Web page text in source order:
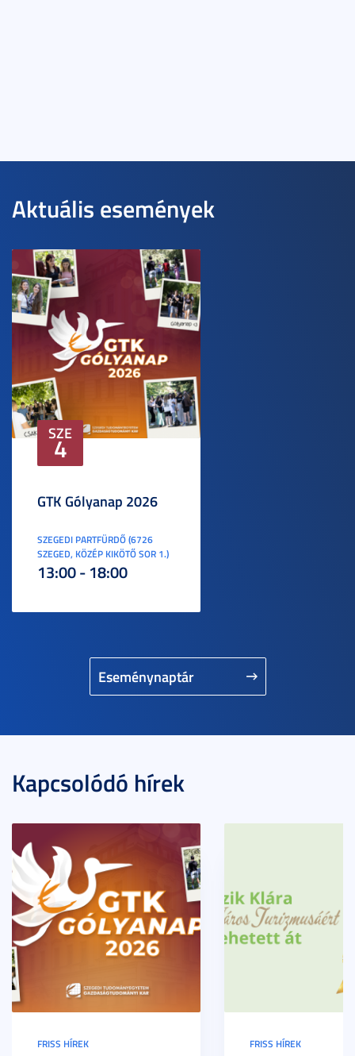
Aktuális események
Eseménynaptár
SZE
4
GTK Gólyanap 2026
SZEGEDI PARTFÜRDŐ (6726
SZEGED, KÖZÉP KIKÖTŐ SOR 1.)
13:00 - 18:00
Kapcsolódó hírek
FRISS HÍREK FRISS HÍREK